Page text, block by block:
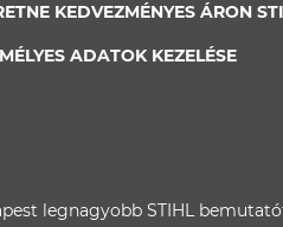
KEDVEZMÉNYES ÁRON
ADATOK KEZELÉSE
legnagyobb STIHL